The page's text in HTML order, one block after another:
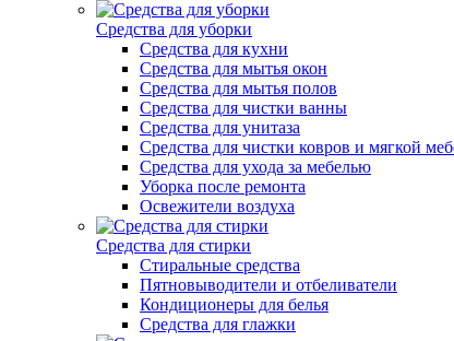
Средства для уборки
Средства для кухни
Средства для мытья окон
Средства для мытья полов
Средства для чистки ванны
Средства для унитаза
Средства для чистки ковров и мягкой
Средства для ухода за мебелью
Уборка после ремонта
Освежители воздуха
Средства для стирки
Стиральные средства
Пятновыводители и отбеливатели
Кондиционеры для белья
Средства для глажки